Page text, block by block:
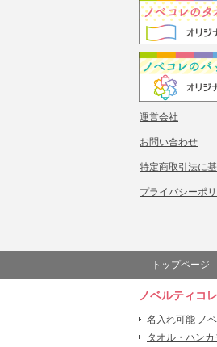
運営会社
お問い合わせ
特定商取引法に
プライバシーポ
トップページ
ノベルティコ
名入れ可能 ノ
タオル・ハンカ